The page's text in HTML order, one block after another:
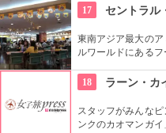
名前の由来です。
ヤの街が一望できま
17 セントラル
東南アジア最大の
ルワールドにある
料理を中心に中華
値段はタイ料理で
18 ラーン・カ
スタッフがみんな
ンクのカオマンガイ